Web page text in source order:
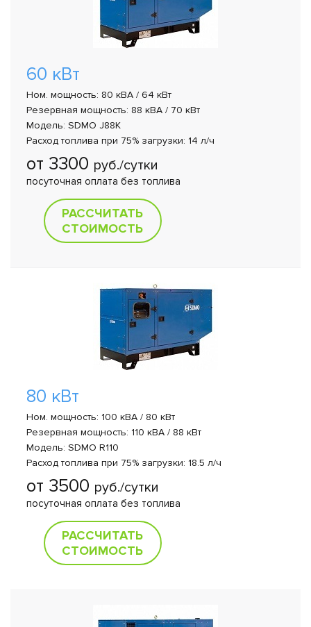
60 кВт
Ном. мощность: 80 кВА / 64 кВт
Резервная мощность: 88 кВА / 70 кВт
Модель: SDMO J88K
Расход топлива при 75% загрузки: 14 л/ч
от 3300 руб./сутки
посуточная оплата без топлива
РАССЧИТАТЬ
СТОИМОСТЬ
80 кВт
Ном. мощность: 100 кВА / 80 кВт
Резервная мощность: 110 кВА / 88 кВт
Модель: SDMO R110
Расход топлива при 75% загрузки: 18.5 л/ч
от 3500 руб./сутки
посуточная оплата без топлива
РАССЧИТАТЬ
СТОИМОСТЬ